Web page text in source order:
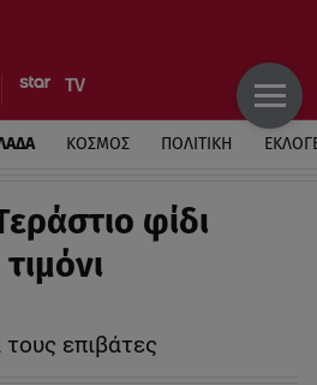
ΚΟΣΜΟΣ ΠΟΛΙΤΙΚΗ
φίδι
επιβάτες